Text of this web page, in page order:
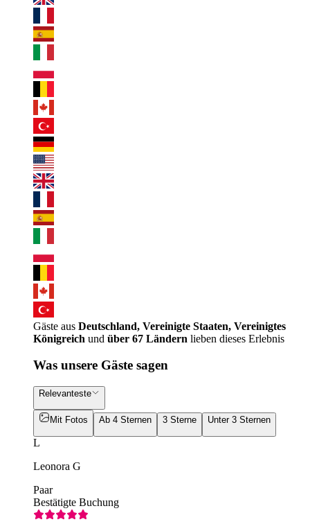
Gäste aus Deutschland, Vereinigte Staaten, Vereinigtes
Königreich und über 67 Ländern lieben dieses Erlebnis
Was unsere Gäste sagen
Relevanteste
Mit Fotos Ab 4 Sternen 3 Sterne Unter 3 Sternen
L
Leonora G
Paar
Bestätigte Buchung